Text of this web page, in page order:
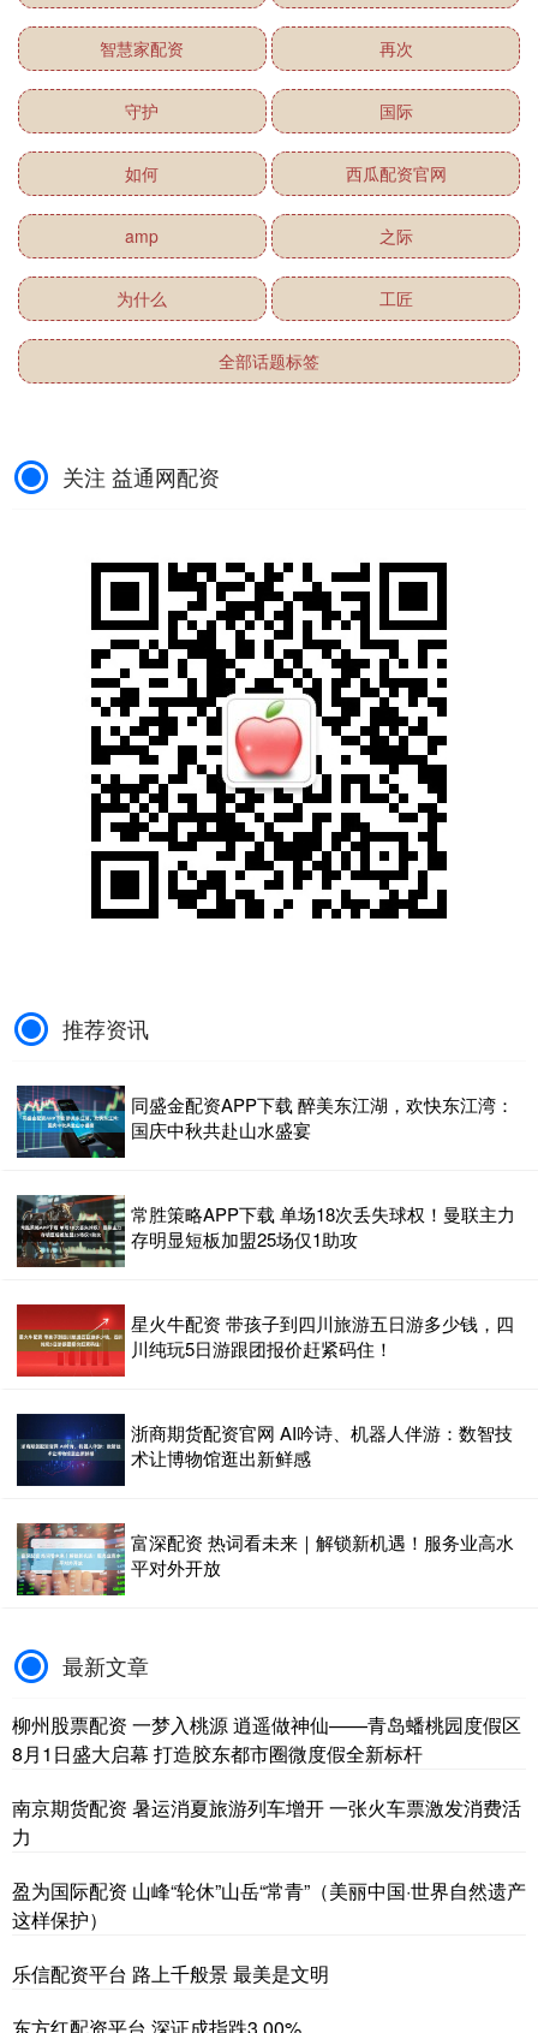
智慧家配资 再次
守护 国际
如何 西瓜配资官网
amp 之际
为什么 工匠
全部话题标签
关注 益通网配资
推荐资讯
同盛金配资APP下载 醉美东江湖，欢快东江湾：
国庆中秋共赴山水盛宴
常胜策略APP下载 单场18次丢失球权！曼联主力
存明显短板加盟25场仅1助攻
星火牛配资 带孩子到四川旅游五日游多少钱，四
川纯玩5日游跟团报价赶紧码住！
浙商期货配资官网 AI吟诗、机器人伴游：数智技
术让博物馆逛出新鲜感
富深配资 热词看未来｜解锁新机遇！服务业高水
平对外开放
最新文章
柳州股票配资 一梦入桃源 逍遥做神仙——青岛蟠桃园度假区
8月1日盛大启幕 打造胶东都市圈微度假全新标杆
南京期货配资 暑运消夏旅游列车增开 一张火车票激发消费活
力
盈为国际配资 山峰“轮休”山岳“常青”（美丽中国·世界自然遗产
这样保护）
乐信配资平台 路上千般景 最美是文明